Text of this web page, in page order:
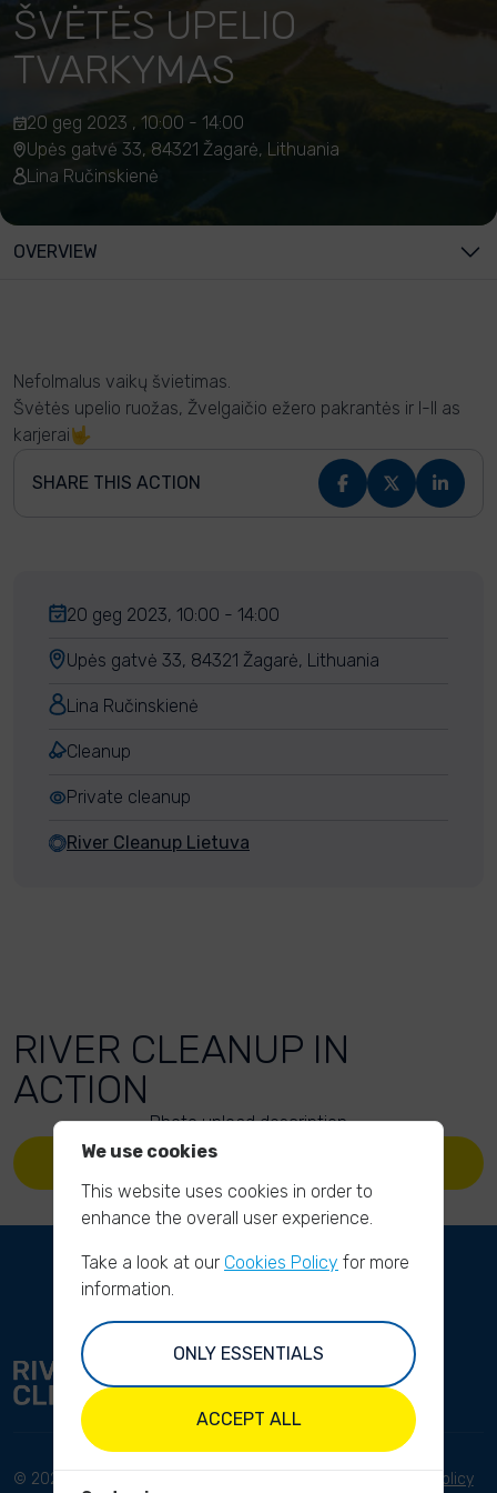
ŠVĖTĖS UPELIO
TVARKYMAS
20 geg 2023 , 10:00 - 14:00
Upės gatvė 33, 84321 Žagarė, Lithuania
Lina Ručinskienė
OVERVIEW
Nefolmalus vaikų švietimas.
Švėtės upelio ruožas, Žvelgaičio ežero pakrantės ir I-II as
karjerai🤟
SHARE THIS ACTION
20 geg 2023, 10:00 - 14:00
Upės gatvė 33, 84321 Žagarė, Lithuania
Lina Ručinskienė
Cleanup
Private cleanup
River Cleanup Lietuva
RIVER CLEANUP IN
ACTION
Photo upload description
UPLOAD YOUR PHOTOS
© 2023 River Cleanup. All
Privacy Policy
We use cookies
This website uses cookies in order to
enhance the overall user experience.
Take a look at our Cookies Policy for more
information.
ONLY ESSENTIALS
ACCEPT ALL